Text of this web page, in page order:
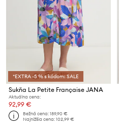
*EXTRA -5 % s kódom: SALE
Sukňa La Petite Française JANA
Aktuálna cena:
92,99 €
Bežná cena:189,90 €
Najnižšia cena:102,99 €